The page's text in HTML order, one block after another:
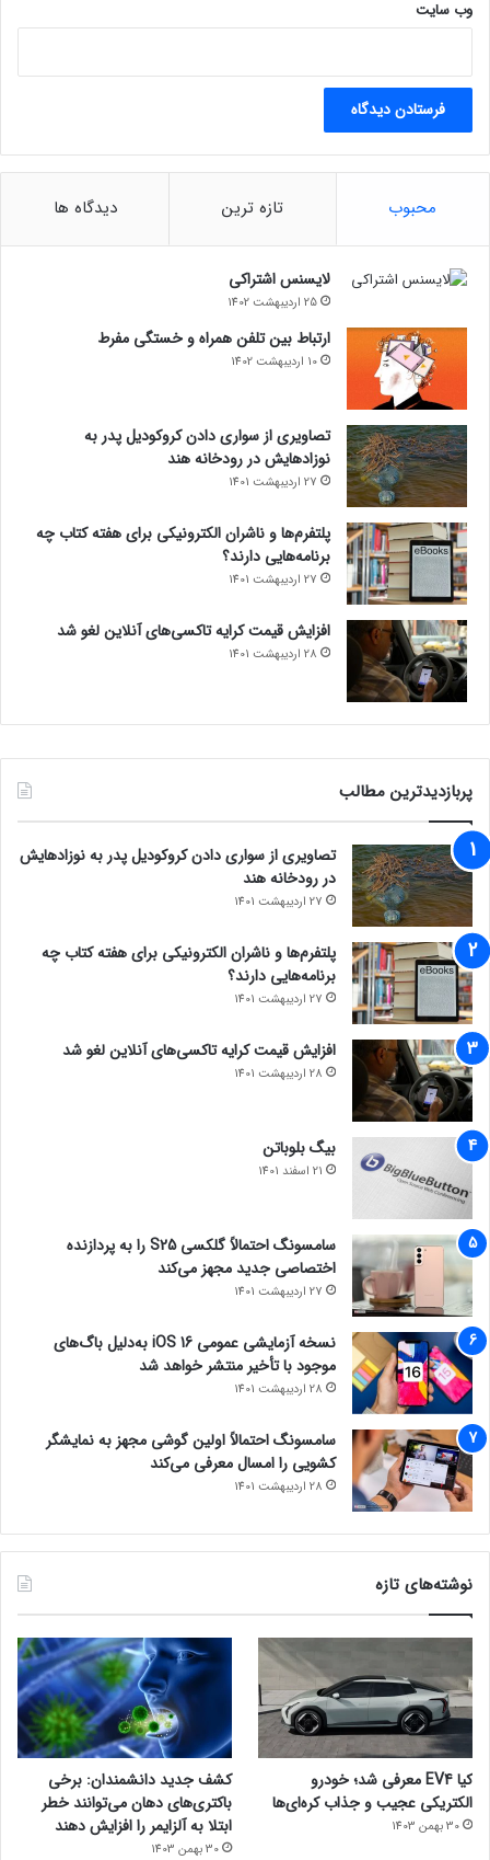
وب‌ سایت
محبوب تازه ترین دیدگاه ها
لایسنس اشتراکی
25 اردیبهشت 1402
ارتباط بین تلفن همراه و خستگی مفرط
10 اردیبهشت 1402
تصاویری از سواری دادن کروکودیل پدر به
نوزادهایش در رودخانه هند
27 اردیبهشت 1401
پلتفرم‌ها و ناشران الکترونیکی برای هفته کتاب چه
برنامه‌هایی دارند؟
27 اردیبهشت 1401
افزایش قیمت کرایه تاکسی‌های آنلاین لغو شد
28 اردیبهشت 1401
پربازدیدترین مطالب
تصاویری از سواری دادن کروکودیل پدر به نوزادهایش
در رودخانه هند
27 اردیبهشت 1401
پلتفرم‌ها و ناشران الکترونیکی برای هفته کتاب چه
برنامه‌هایی دارند؟
27 اردیبهشت 1401
افزایش قیمت کرایه تاکسی‌های آنلاین لغو شد
28 اردیبهشت 1401
بیگ بلوباتن
21 اسفند 1401
سامسونگ احتمالاً گلکسی S25 را به پردازنده
اختصاصی جدید مجهز می‌کند
27 اردیبهشت 1401
نسخه آزمایشی عمومی iOS 16 به‌دلیل باگ‌های
موجود با تأخیر منتشر خواهد شد
28 اردیبهشت 1401
سامسونگ احتمالاً اولین گوشی مجهز به نمایشگر
کشویی را امسال معرفی می‌کند
28 اردیبهشت 1401
نوشته‌های تازه
کیا EV4 معرفی شد؛ خودرو
الکتریکی عجیب و جذاب کره‌ای‌ها
30 بهمن 1403
کشف جدید دانشمندان: برخی
باکتری‌های دهان می‌توانند خطر
ابتلا به آلزایمر را افزایش دهند
30 بهمن 1403